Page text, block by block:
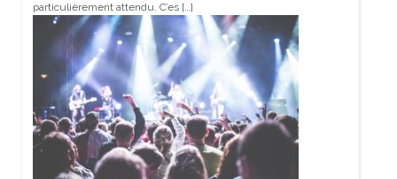
particulièrement attendu. C’es […]